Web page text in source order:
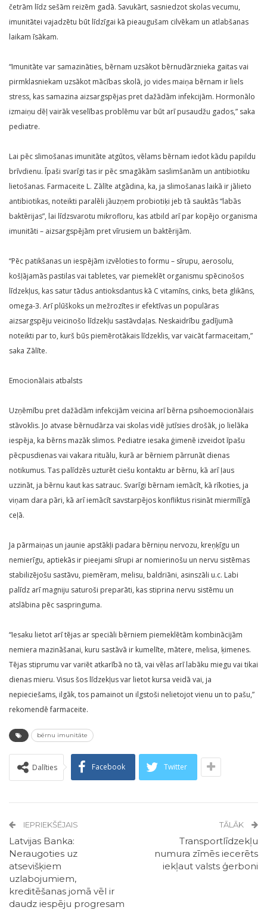
četrām līdz sešām reizēm gadā. Savukārt, sasniedzot skolas vecumu,
imunitātei vajadzētu būt līdzīgai kā pieaugušam cilvēkam un atlabšanas
laikam īsākam.
“Imunitāte var samazināties, bērnam uzsākot bērnudārznieka gaitas vai
pirmklasniekam uzsākot mācības skolā, jo vides maiņa bērnam ir liels
stress, kas samazina aizsargspējas pret dažādām infekcijām. Hormonālo
izmaiņu dēļ vairāk veselības problēmu var būt arī pusaudžu gados,” saka
pediatre.
Lai pēc slimošanas imunitāte atgūtos, vēlams bērnam iedot kādu papildu
brīvdienu. Īpaši svarīgi tas ir pēc smagākām saslimšanām un antibiotiku
lietošanas. Farmaceite L. Zālīte atgādina, ka, ja slimošanas laikā ir jālieto
antibiotikas, noteikti paralēli jāuzņem probiotiķi jeb tā sauktās “labās
baktērijas”, lai līdzsvarotu mikrofloru, kas atbild arī par kopējo organisma
imunitāti – aizsargspējām pret vīrusiem un baktērijām.
“Pēc patikšanas un iespējām izvēloties to formu – sīrupu, aerosolu,
košļājamās pastilas vai tabletes, var piemeklēt organismu spēcinošos
līdzekļus, kas satur tādus antioksdantus kā C vitamīns, cinks, beta glikāns,
omega-3. Arī plūškoks un mežrozītes ir efektīvas un populāras
aizsargspēju veicinošo līdzekļu sastāvdaļas. Neskaidrību gadījumā
noteikti par to, kurš būs piemērotākais līdzeklis, var vaicāt farmaceitam,”
saka Zālīte.
Emocionālais atbalsts
Uzņēmību pret dažādām infekcijām veicina arī bērna psihoemocionālais
stāvoklis. Jo atvase bērnudārza vai skolas vidē jutīsies drošāk, jo lielāka
iespēja, ka bērns mazāk slimos. Pediatre iesaka ģimenē izveidot īpašu
pēcpusdienas vai vakara rituālu, kurā ar bērniem pārrunāt dienas
notikumus. Tas palīdzēs uzturēt ciešu kontaktu ar bērnu, kā arī ļaus
uzzināt, ja bērnu kaut kas satrauc. Svarīgi bērnam iemācīt, kā rīkoties, ja
viņam dara pāri, kā arī iemācīt savstarpējos konfliktus risināt miermīlīgā
ceļā.
Ja pārmaiņas un jaunie apstākļi padara bērniņu nervozu, kreņķīgu un
nemierīgu, aptiekās ir pieejami sīrupi ar nomierinošu un nervu sistēmas
stabilizējošu sastāvu, piemēram, melisu, baldriāni, asinszāli u.c. Labi
palīdz arī magniju saturoši preparāti, kas stiprina nervu sistēmu un
atslābina pēc saspringuma.
“Iesaku lietot arī tējas ar speciāli bērniem piemeklētām kombinācijām
nemiera mazināšanai, kuru sastāvā ir kumelīte, mātere, melisa, ķimenes.
Tējas stiprumu var variēt atkarībā no tā, vai vēlas arī labāku miegu vai tikai
dienas mieru. Visus šos līdzekļus var lietot kursa veidā vai, ja
nepieciešams, ilgāk, tos pamainot un ilgstoši nelietojot vienu un to pašu,”
rekomendē farmaceite.
bērnu imunitāte
Dalīties Facebook Twitter
IEPRIEKŠĒJAIS
Latvijas Banka:
Neraugoties uz
atsevišķiem
uzlabojumiem,
kreditēšanas jomā vēl ir
daudz iespēju progresam
TĀLĀK
Transportlīdzekļu
numura zīmēs iecerēts
iekļaut valsts ģerboni